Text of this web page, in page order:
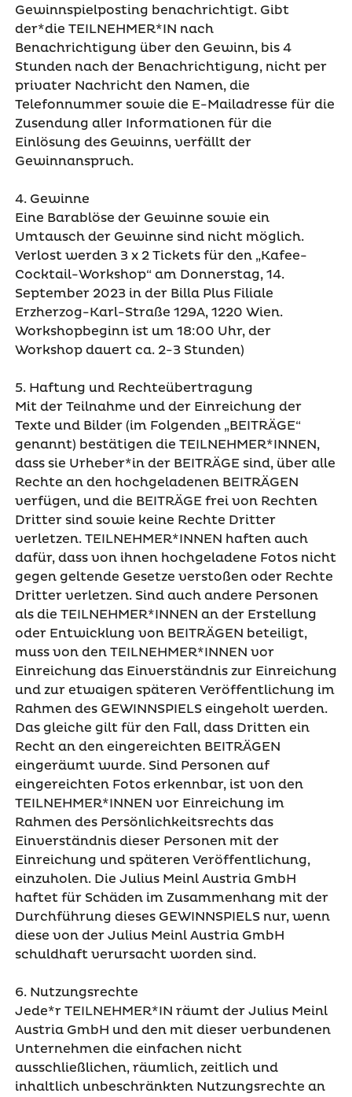
Gewinnspielposting benachrichtigt. Gibt
der*die TEILNEHMER*IN nach
Benachrichtigung über den Gewinn, bis 4
Stunden nach der Benachrichtigung, nicht per
privater Nachricht den Namen, die
Telefonnummer sowie die E-Mailadresse für die
Zusendung aller Informationen für die
Einlösung des Gewinns, verfällt der
Gewinnanspruch.
4. Gewinne
Eine Barablöse der Gewinne sowie ein
Umtausch der Gewinne sind nicht möglich.
Verlost werden 3 x 2 Tickets für den „Kafee-
Cocktail-Workshop“ am Donnerstag, 14.
September 2023 in der Billa Plus Filiale
Erzherzog-Karl-Straße 129A, 1220 Wien.
Workshopbeginn ist um 18:00 Uhr, der
Workshop dauert ca. 2-3 Stunden)
5. Haftung und Rechteübertragung
Mit der Teilnahme und der Einreichung der
Texte und Bilder (im Folgenden „BEITRÄGE“
genannt) bestätigen die TEILNEHMER*INNEN,
dass sie Urheber*in der BEITRÄGE sind, über alle
Rechte an den hochgeladenen BEITRÄGEN
verfügen, und die BEITRÄGE frei von Rechten
Dritter sind sowie keine Rechte Dritter
verletzen. TEILNEHMER*INNEN haften auch
dafür, dass von ihnen hochgeladene Fotos nicht
gegen geltende Gesetze verstoßen oder Rechte
Dritter verletzen. Sind auch andere Personen
als die TEILNEHMER*INNEN an der Erstellung
oder Entwicklung von BEITRÄGEN beteiligt,
muss von den TEILNEHMER*INNEN vor
Einreichung das Einverständnis zur Einreichung
und zur etwaigen späteren Veröffentlichung im
Rahmen des GEWINNSPIELS eingeholt werden.
Das gleiche gilt für den Fall, dass Dritten ein
Recht an den eingereichten BEITRÄGEN
eingeräumt wurde. Sind Personen auf
eingereichten Fotos erkennbar, ist von den
TEILNEHMER*INNEN vor Einreichung im
Rahmen des Persönlichkeitsrechts das
Einverständnis dieser Personen mit der
Einreichung und späteren Veröffentlichung,
einzuholen. Die Julius Meinl Austria GmbH
haftet für Schäden im Zusammenhang mit der
Durchführung dieses GEWINNSPIELS nur, wenn
diese von der Julius Meinl Austria GmbH
schuldhaft verursacht worden sind.
6. Nutzungsrechte
Jede*r TEILNEHMER*IN räumt der Julius Meinl
Austria GmbH und den mit dieser verbundenen
Unternehmen die einfachen nicht
ausschließlichen, räumlich, zeitlich und
inhaltlich unbeschränkten Nutzungsrechte an